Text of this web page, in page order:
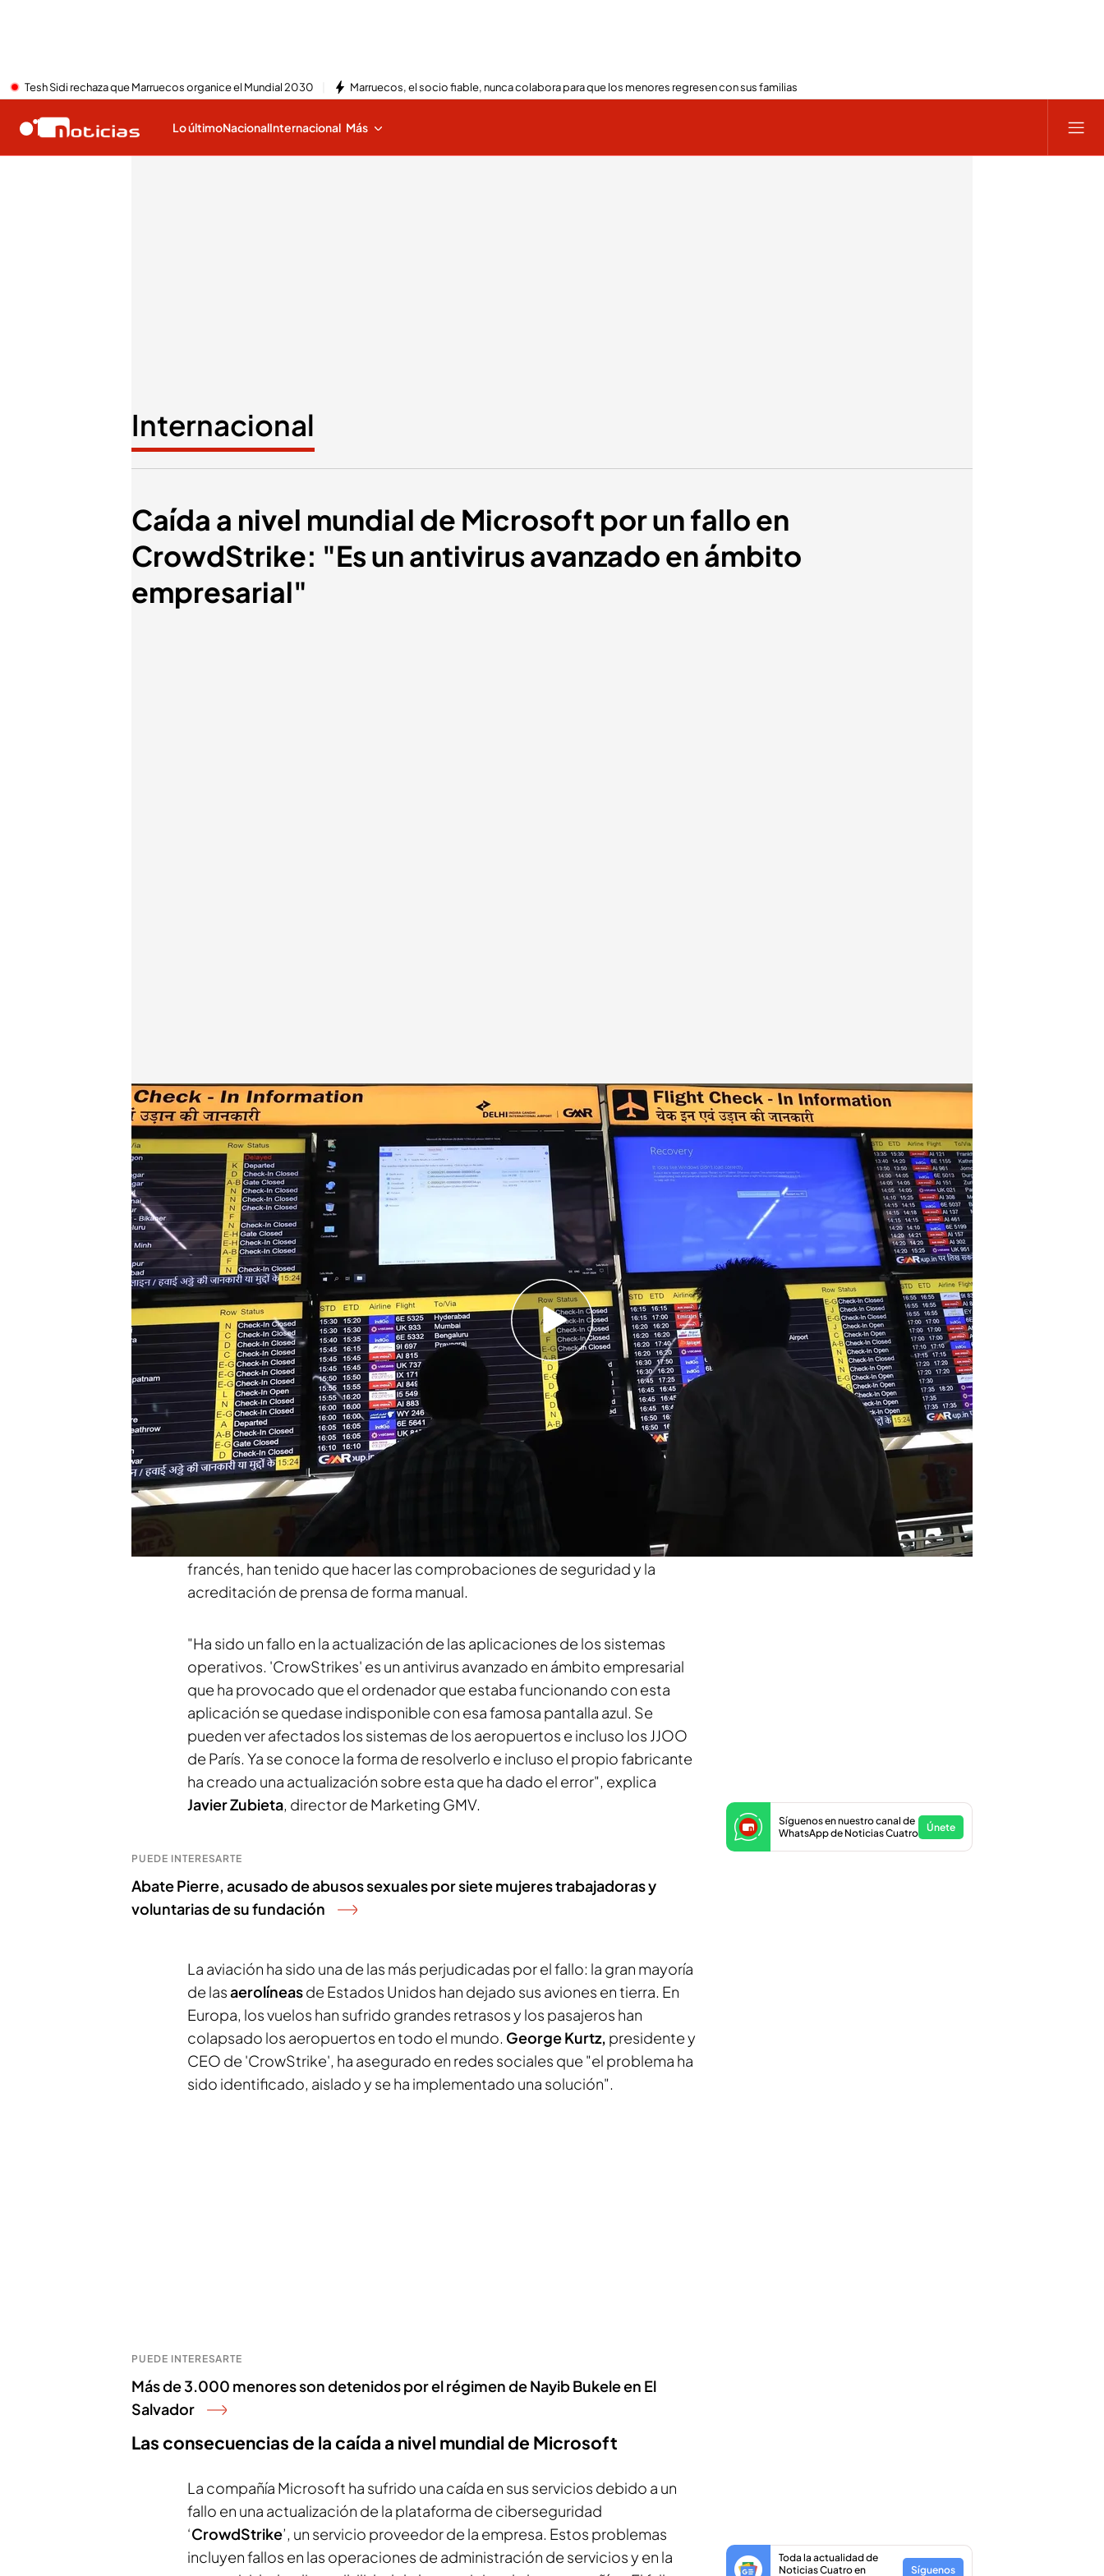
Tesh Sidi rechaza que Marruecos organice el Mundial 2030 Marruecos, el socio fiable, nunca colabora para que los menores regresen con sus familias
Lo últimoNacionalInternacional Más
Internacional
Caída a nivel mundial de Microsoft por un fallo en
CrowdStrike: "Es un antivirus avanzado en ámbito
empresarial"
Caída a nivel mundial de Microsoft
Redacción digital Noticias Cuatro
19 JUL 2024 - 14:32h.
Una pequeña actualización de seguridad de la empresa ha destrozado
los sistemas informáticos a nivel mundial
En Europa los vuelos han sufrido grandes retrasos y los pasajeros han
colapsado los aeropuertos
Por el momento se desconocen las cifras de cuántos vuelos se han
cancelado a raíz del suceso
Compartir
Unacaídaa nivel mundial deMicrosoft
prácticamente todo el mundo. En Australia, el Gobierno ha convocado
una reunión urgente para analizar las
Francia, donde no ha afectado a las grandes infraestructuras pero sí ha
tumbado el sistema informático de
En el país
francés, han tenido que hacer las comprobaciones de seguridad y la
acreditación de prensa de forma manual.
"Ha sido un fallo en la actualización de las aplicaciones de los sistemas
operativos. 'CrowStrikes' es un antivirus avanzado en ámbito empresarial
que ha provocado que el ordenador que estaba funcionando con esta
aplicación se quedase indisponible con esa famosa pantalla azul. Se
pueden ver afectados los sistemas de los aeropuertos e incluso los JJOO
de París. Ya se conoce la forma de resolverlo e incluso el propio fabricante
ha creado una actualización sobre esta que ha dado el error", explica
Javier Zubieta, director de Marketing GMV.
PUEDE INTERESARTE
Abate Pierre, acusado de abusos sexuales por siete mujeres trabajadoras y
voluntarias de su fundación
La aviación ha sido una de las más perjudicadas por el fallo: la gran mayoría
de lasaerolíneasde Estados Unidos han dejado sus aviones en tierra. En
Europa, los vuelos han sufrido grandes retrasos y los pasajeros han
colapsado los aeropuertos en todo el mundo. George Kurtz, presidente y
CEO de 'CrowStrike', ha asegurado en redes sociales que "el problema ha
sido identificado, aislado y se ha implementado una solución".
PUEDE INTERESARTE
Más de 3.000 menores son detenidos por el régimen de Nayib Bukele en El
Salvador
Las consecuencias de la caída a nivel mundial de Microsoft
La compañía Microsoft ha sufrido una caída en sus servicios debido a un
fallo en una actualización de la plataforma de ciberseguridad
‘CrowdStrike’, un servicio proveedor de la empresa. Estos problemas
incluyen fallos en las operaciones de administración de servicios y en la
Síguenos en nuestro canal de
WhatsApp de Noticias Cuatro
Únete
Toda la actualidad de
Noticias Cuatro en
Síguenos